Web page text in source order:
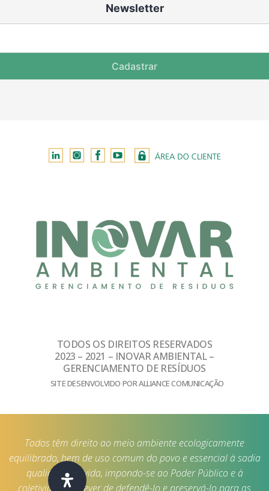
Newsletter
Cadastrar
TODOS OS DIREITOS RESERVADOS
2023 – 2021 – INOVAR AMBIENTAL –
GERENCIAMENTO DE RESÍDUOS
SITE DESENVOLVIDO POR ALLIANCE COMUNICAÇÃO
Todos têm direito ao meio ambiente ecologicamente
equilibrado, bem de uso comum do povo e essencial à sadia
qualidade de vida, impondo-se ao Poder Público e à
coletividade o dever de defendê-lo e preservá-lo para as